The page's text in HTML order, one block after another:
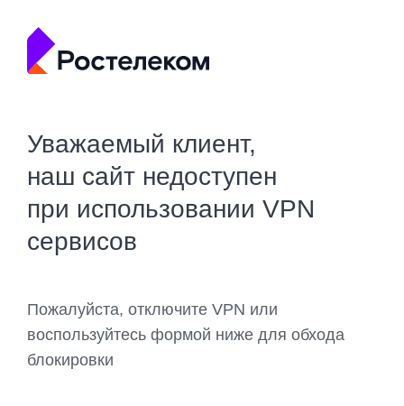
Уважаемый клиент,
наш сайт недоступен
при использовании VPN
сервисов
Пожалуйста, отключите VPN или
воспользуйтесь формой ниже для обхода
блокировки